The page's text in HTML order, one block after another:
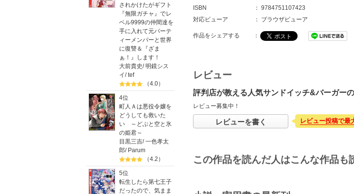
されかけたがギフト
『無限ガチャ』でレ
ベル9999の仲間達を
手に入れて元パーテ
ィーメンバーと世界
に復讐＆『ざま
ぁ！』します！
大前貴史/明鏡シス
イ/tef
（4.0）
4位
町人Ａは悪役令嬢を
どうしても救いた
い ～どぶと空と氷
の姫君～
目黒三吉/一色孝太
郎/ Parum
（4.2）
5位
転生したら第七王子
だったので、気まま
ISBN
： 9784751107423
対応ビューア
： ブラウザビューア
作品をシェアする ：
レビュー
評判店が教える人気サンドイッチ&バーガー
レビュー募集中！
レビューを書く レビュー投稿で最
この作品を読んだ人はこんな作品も